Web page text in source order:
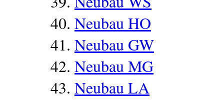
Neubau HO
Neubau GW
Neubau MG
Neubau LA